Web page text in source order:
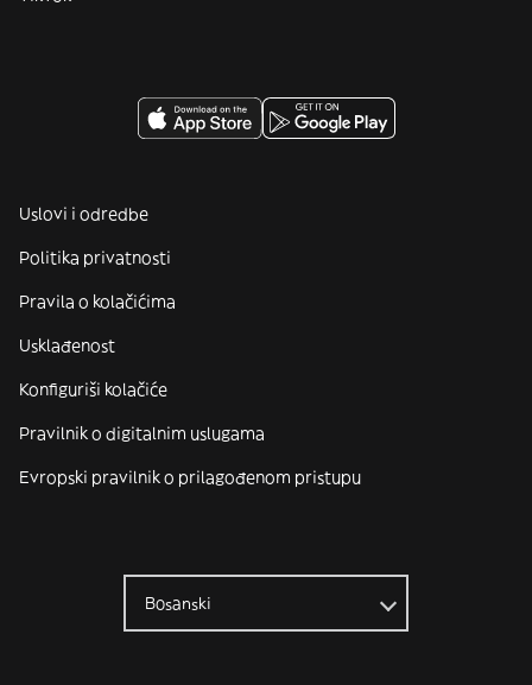
Uslovi i odredbe
Politika privatnosti
Pravila o kolačićima
Usklađenost
Konfiguriši kolačiće
Pravilnik o digitalnim uslugama
Evropski pravilnik o prilagođenom pristupu